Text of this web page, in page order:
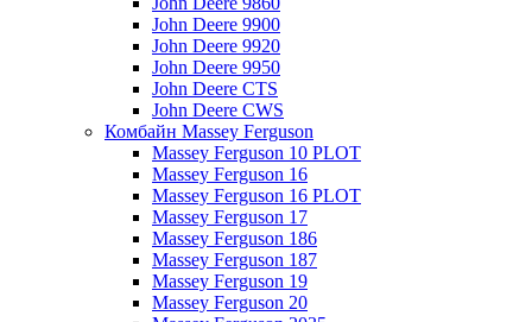
John Deere 9900
John Deere 9920
John Deere 9950
John Deere CTS
John Deere CWS
Комбайн Massey Ferguson
Massey Ferguson 10 PLOT
Massey Ferguson 16
Massey Ferguson 16 PLOT
Massey Ferguson 17
Massey Ferguson 186
Massey Ferguson 187
Massey Ferguson 19
Massey Ferguson 20